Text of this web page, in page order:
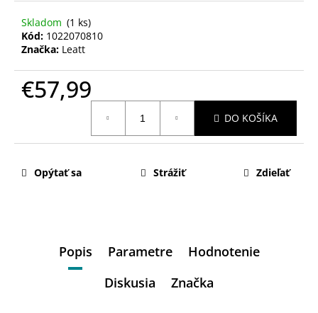
Skladom (1 ks)
Kód: 1022070810
Značka: Leatt
€57,99
DO KOŠÍKA
Opýtať sa Strážiť Zdieľať
Popis Parametre
Hodnotenie
Diskusia
Značka